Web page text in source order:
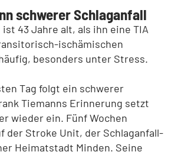
schwerer Schlaganfall
ist 43 Jahre alt, als ihn eine TIA
ischämischen
besonders unter Stress.
Tag folgt ein schwerer
Tiemanns Erinnerung setzt
wieder ein. Fünf Wochen
der Stroke Unit, der Schlaganfall-
Heimatstadt Minden. Seine